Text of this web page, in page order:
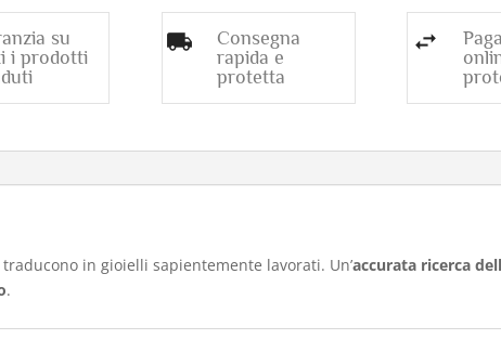
su
i prodotti
Consegna
rapida e
protetta
in gioielli sapientemente lavorati. Un’accurata ricerca
.